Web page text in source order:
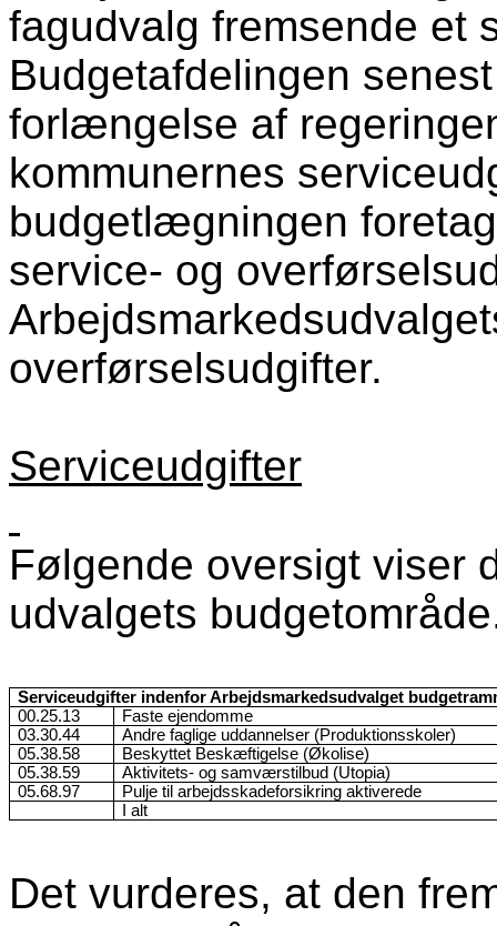
fagudvalg fremsende et
Budgetafdelingen
forlængelse af
kommunernes
budgetlægningen
service- og
overførselsudgifter.
Serviceudgifter
Følgende oversigt viser
udvalgets
Serviceudgifter indenfor Arbejdsmarkedsudvalget
00.25.13
Faste ejendomme
03.30.44
Andre faglige uddannelser (Produktionsskoler)
05.38.58
Beskyttet Beskæftigelse (Økolise)
05.38.59
Aktivitets- og samværstilbud (Utopia)
05.68.97
Pulje til arbejdsskadeforsikring aktiverede
I alt
Det vurderes, at den